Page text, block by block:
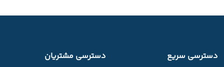
دسترسی سریع دسترسی مشتریان